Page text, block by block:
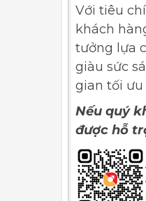
Với tiêu
khách
tưởng lựa
giàu sức
gian tối ưu
Nếu quý
được hỗ